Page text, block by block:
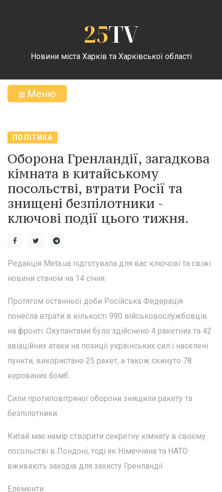
25TV
Новини міста Харків та Харківської області
Меню
ПОЛІТИКА
Оборона Гренландії, загадкова
кімната в китайському
посольстві, втрати Росії та
знищені безпілотники -
ключові події цього тижня.
Редакція Meta.ua підготувала для вас ключові та свіжі
новини станом на 14 січня.
Протягом останньої доби Російська Федерація
понесла втрати в кількості 990 військовослужбовців
на фронті. Окупантами було здійснено 4 ракетних та 42
авіаційних атаки на позиції українських сил і населені
пункти, використано 25 ракет, а також скинуто 78
керованих бомб.
Сили протиповітряної оборони знищили ракету та
безпілотники.
Китай має намір створити секретну кімнату в своєму
посольстві в Лондоні, тоді як Німеччина та НАТО
вживають заходів для захисту Гренландії.
Елементи